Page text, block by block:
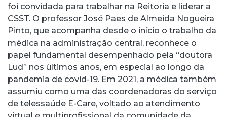
foi convidada para trabalhar na Reitoria e liderar a
CSST. O professor José Paes de Almeida Nogueira
Pinto, que acompanha desde o início o trabalho da
médica na administração central, reconhece o
papel fundamental desempenhado pela “doutora
Lud” nos últimos anos, em especial ao longo da
pandemia de covid-19. Em 2021, a médica também
assumiu como uma das coordenadoras do serviço
de telessaúde E-Care, voltado ao atendimento